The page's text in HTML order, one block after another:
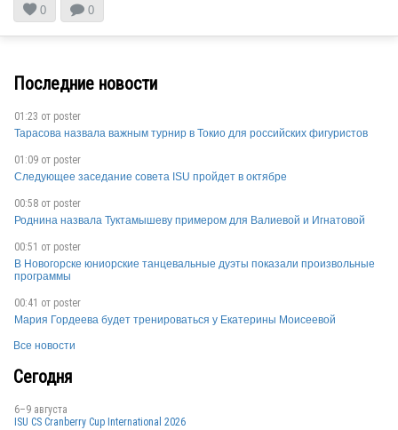
0  0
Последние новости
01:23 от poster
Тарасова назвала важным турнир в Токио для российских фигуристов
01:09 от poster
Следующее заседание совета ISU пройдет в октябре
00:58 от poster
Роднина назвала Туктамышеву примером для Валиевой и Игнатовой
00:51 от poster
В Новогорске юниорские танцевальные дуэты показали произвольные
программы
00:41 от poster
Мария Гордеева будет тренироваться у Екатерины Моисеевой
Все новости
Сегодня
6–9 августа
ISU CS Cranberry Cup International 2026